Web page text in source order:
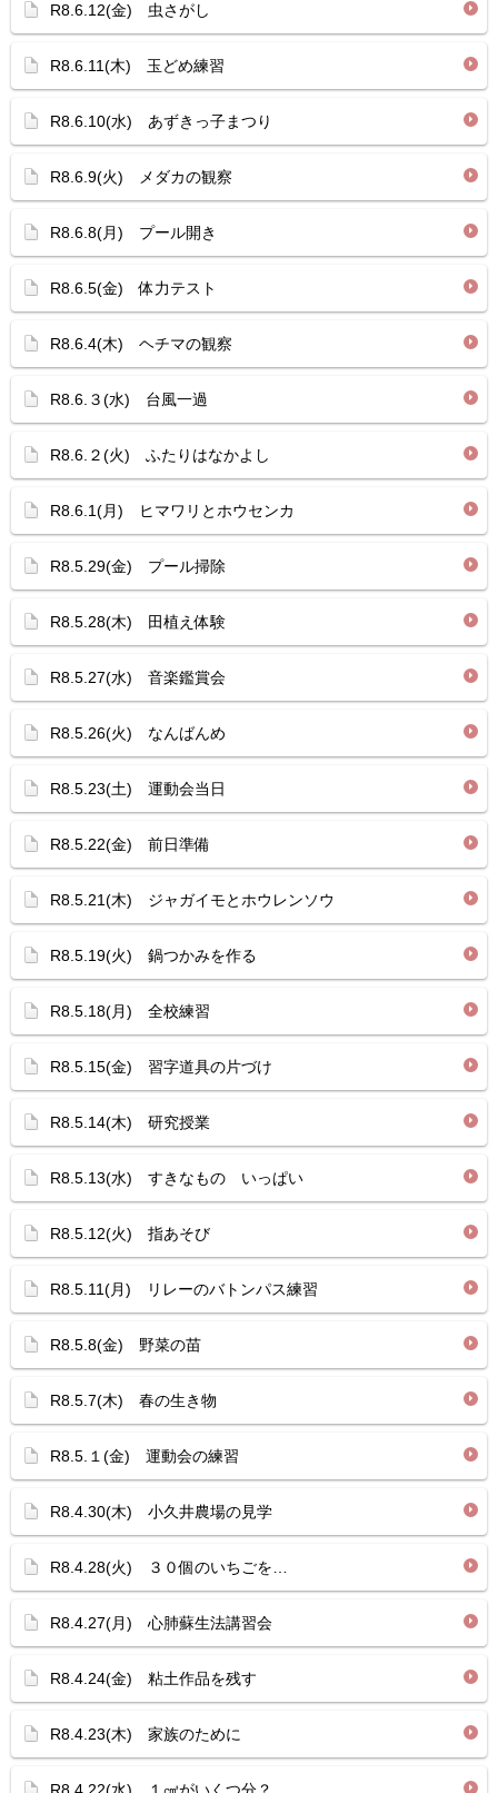
R8.6.12(金) 虫さがし
R8.6.11(木) 玉どめ練習
R8.6.10(水) あずきっ子まつり
R8.6.9(火) メダカの観察
R8.6.8(月) プール開き
R8.6.5(金) 体力テスト
R8.6.4(木) ヘチマの観察
R8.6.３(水) 台風一過
R8.6.２(火) ふたりはなかよし
R8.6.1(月) ヒマワリとホウセンカ
R8.5.29(金) プール掃除
R8.5.28(木) 田植え体験
R8.5.27(水) 音楽鑑賞会
R8.5.26(火) なんばんめ
R8.5.23(土) 運動会当日
R8.5.22(金) 前日準備
R8.5.21(木) ジャガイモとホウレンソウ
R8.5.19(火) 鍋つかみを作る
R8.5.18(月) 全校練習
R8.5.15(金) 習字道具の片づけ
R8.5.14(木) 研究授業
R8.5.13(水) すきなもの いっぱい
R8.5.12(火) 指あそび
R8.5.11(月) リレーのバトンパス練習
R8.5.8(金) 野菜の苗
R8.5.7(木) 春の生き物
R8.5.１(金) 運動会の練習
R8.4.30(木) 小久井農場の見学
R8.4.28(火) ３０個のいちごを…
R8.4.27(月) 心肺蘇生法講習会
R8.4.24(金) 粘土作品を残す
R8.4.23(木) 家族のために